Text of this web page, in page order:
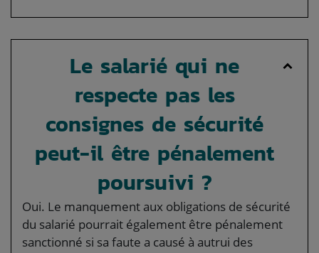
Le salarié qui ne
respecte pas les
consignes de sécurité
peut-il être pénalement
poursuivi ?
Oui. Le manquement aux obligations de sécurité
du salarié pourrait également être pénalement
sanctionné si sa faute a causé à autrui des